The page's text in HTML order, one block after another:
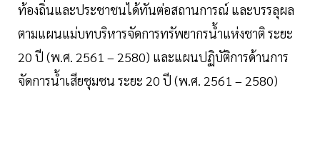
ท้องถิ่นและประชาชนได้ทันต่อสถานการณ์ และบรรลุผล
ตามแผนแม่บทบริหารจัดการทรัพยากรน้ำแห่งชาติ ระยะ
20 ปี (พ.ศ. 2561 – 2580) และแผนปฏิบัติการด้านการ
จัดการน้ำเสียชุมชน ระยะ 20 ปี (พ.ศ. 2561 – 2580)